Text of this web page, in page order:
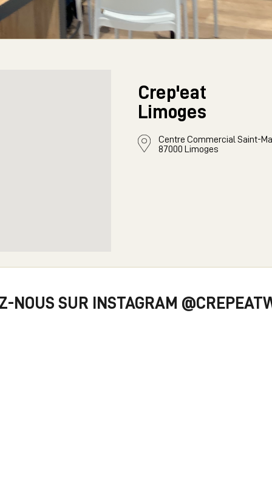
Crep'eat
Limoges
Centre Commercial Saint-
87000 Limoges
NOUS SUR INSTAGRAM